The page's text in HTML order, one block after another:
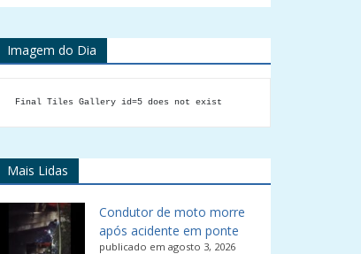
Imagem do Dia
Final Tiles Gallery id=5 does not exist
Mais Lidas
Condutor de moto morre
após acidente em ponte
publicado em agosto 3, 2026